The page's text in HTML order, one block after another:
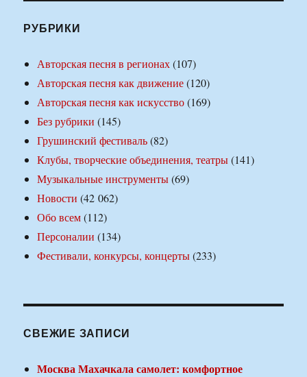
РУБРИКИ
Авторская песня в регионах(107)
Авторская песня как движение(120)
Авторская песня как искусство(169)
Без рубрики (145)
Грушинский фестиваль(82)
Клубы, творческие объединения, театры(141)
Музыкальные инструменты(69)
Новости (42 062)
Обо всем(112)
Персоналии (134)
Фестивали, конкурсы, концерты(233)
СВЕЖИЕ ЗАПИСИ
Москва Махачкала самолет: комфортное